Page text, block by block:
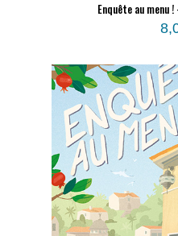
Enquête au menu